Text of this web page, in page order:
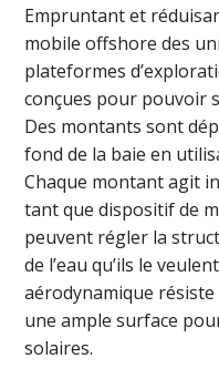
Empruntant et
mobile offshore des
plateformes
conçues pour pouvoir
Des montants sont
fond de la baie en
Chaque montant agit
tant que dispositif de
peuvent régler la
de l’eau qu’ils le
aérodynamique
une ample surface
solaires.